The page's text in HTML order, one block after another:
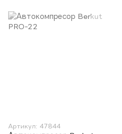
Артикул: 47844